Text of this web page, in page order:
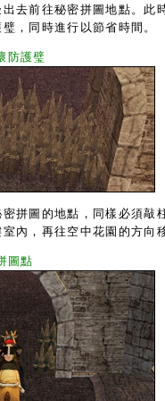
去前往秘密拼圖地點。此
，同時進行以節省時間。
防護璧
拼圖的地點，同樣必須敲
內，再往空中花園的方向
圖點